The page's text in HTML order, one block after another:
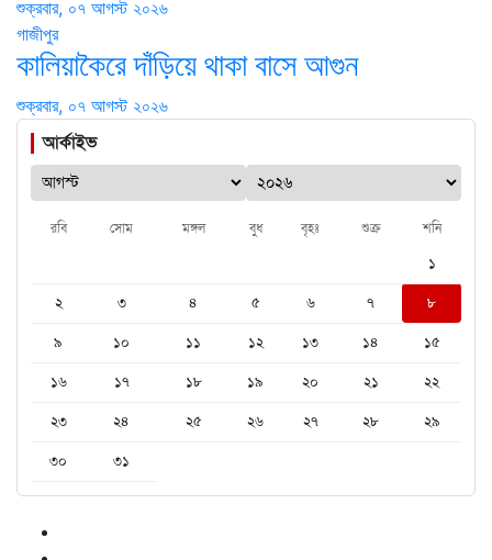
শুক্রবার, ০৭ আগস্ট ২০২৬
গাজীপুর
কালিয়াকৈরে দাঁড়িয়ে থাকা বাসে আগুন
শুক্রবার, ০৭ আগস্ট ২০২৬
আর্কাইভ
রবি সোম মঙ্গল বুধ বৃহঃ শুক্র শনি
১
২
৩ ৪ ৫ ৬ ৭
৮
৯
১০ ১১ ১২ ১৩ ১৪
১৫
১৬
১৭ ১৮ ১৯ ২০ ২১
২২
২৩
২৪ ২৫ ২৬ ২৭ ২৮
২৯
৩০
৩১